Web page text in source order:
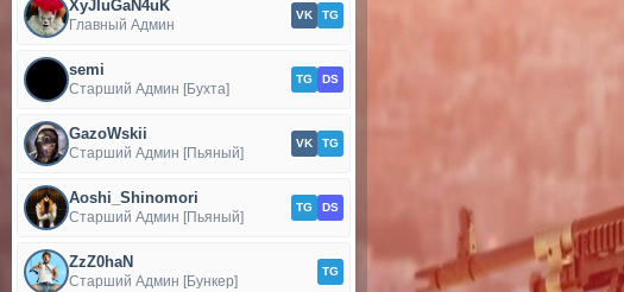
XyJIuGaN4uK
Главный Админ
VK TG
semi
Старший Админ [Бухта]
TG DS
GazoWskii
Старший Админ [Пьяный]
VK TG
Aoshi_Shinomori
Старший Админ [Пьяный]
TG DS
ZzZ0haN
Старший Админ [Бункер]
TG